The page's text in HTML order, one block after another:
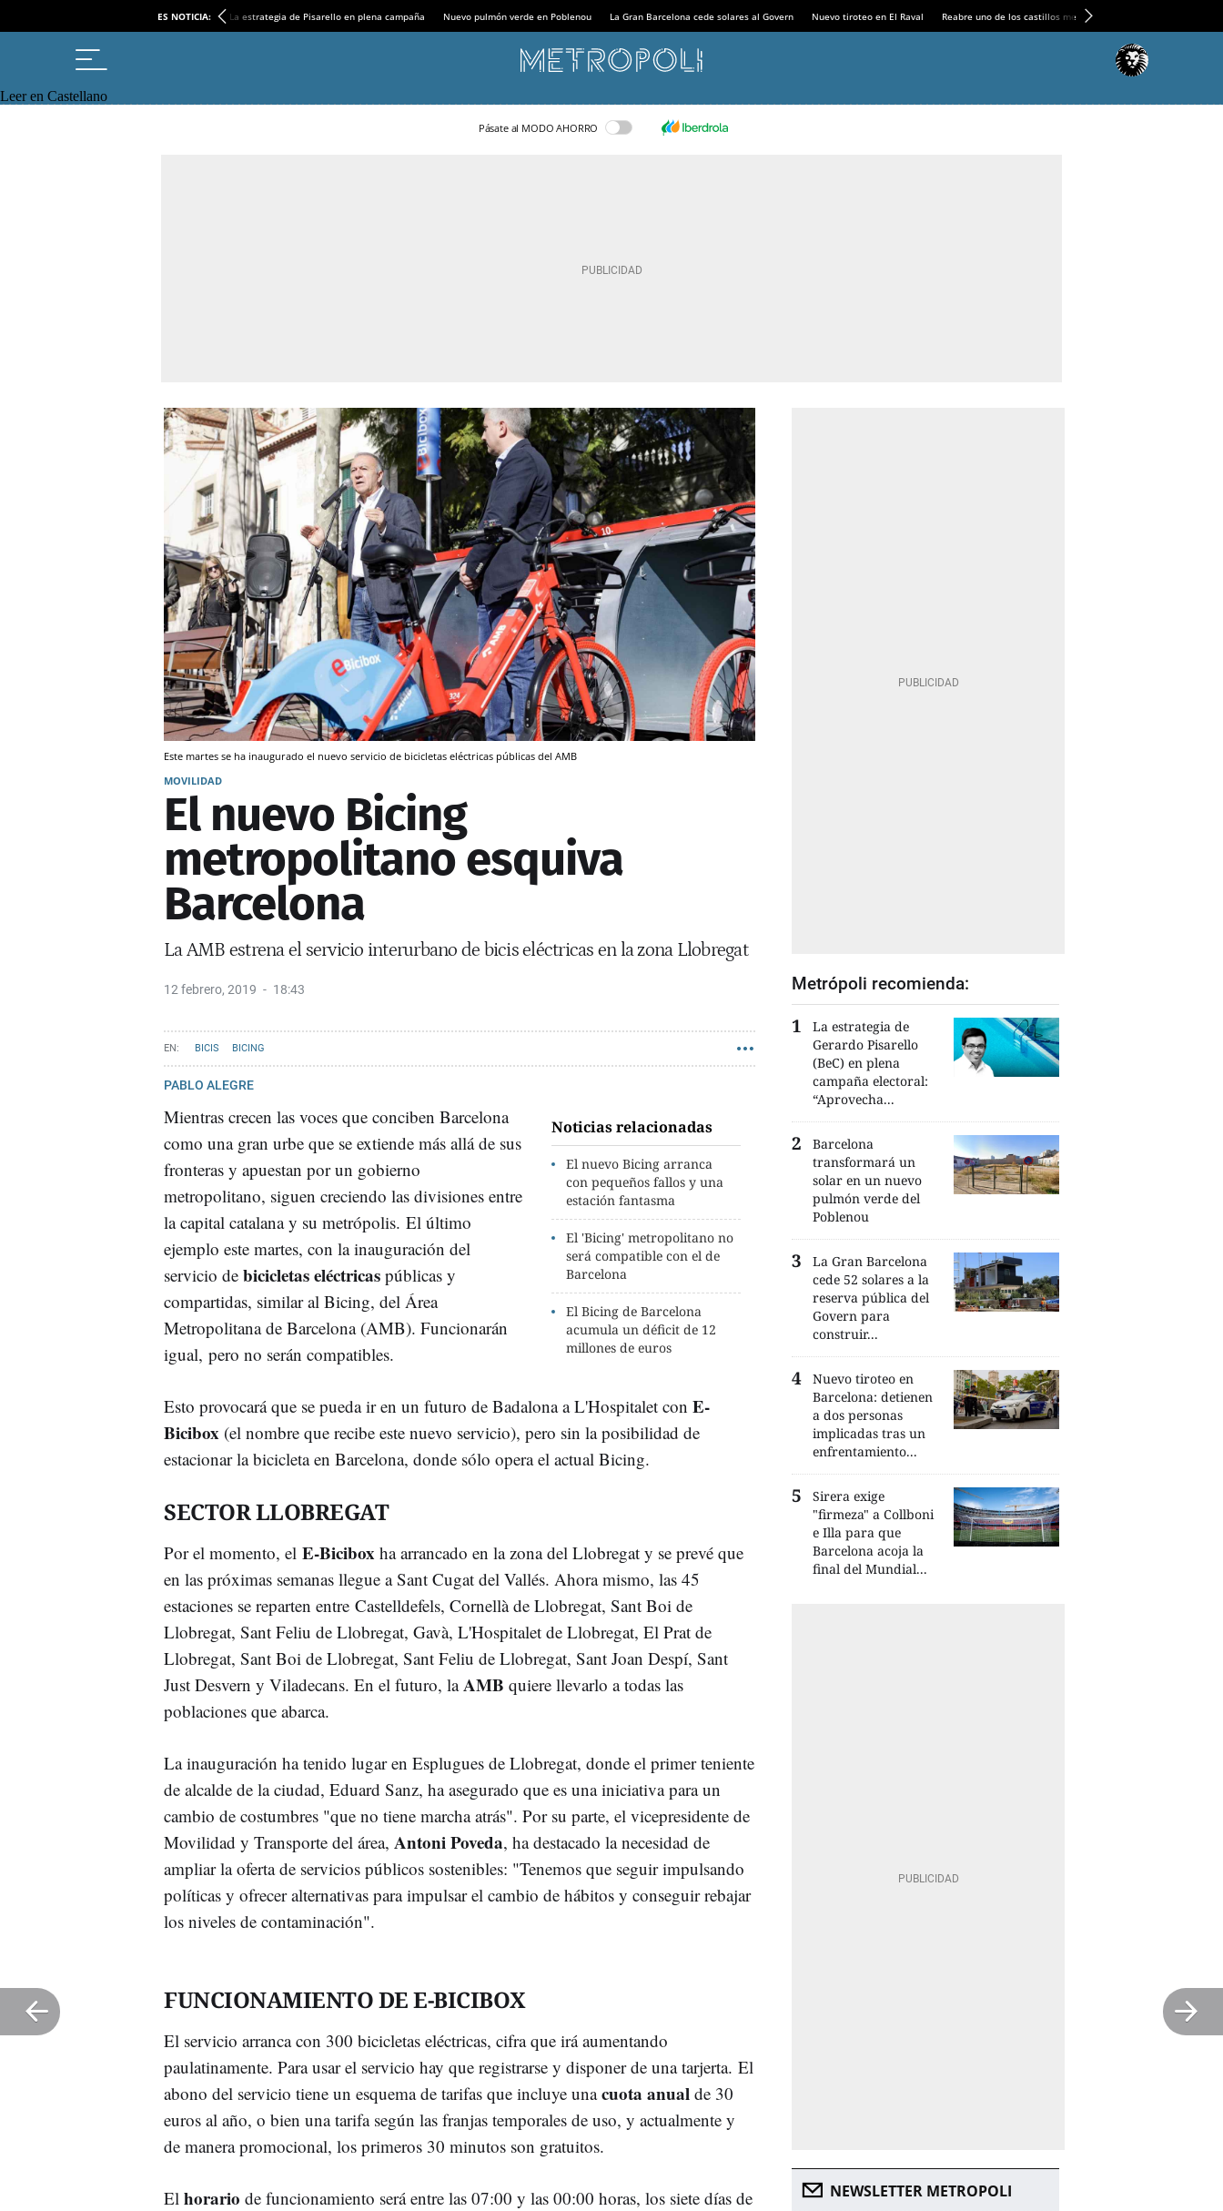
ES NOTICIA: La estrategia de Pisarello en plena campaña Nuevo pulmón verde en Poblenou La Gran Barcelona cede solares al Govern Nuevo tiroteo en El Raval Reabre uno de los castillos medievales más espectaculares
Leer en Castellano
Pásate al MODO AHORRO
Este martes se ha inaugurado el nuevo servicio de bicicletas eléctricas públicas del AMB
MOVILIDAD
El nuevo Bicing
metropolitano esquiva
Barcelona
La AMB estrena el servicio interurbano de bicis eléctricas en la zona Llobregat
12 febrero, 2019 18:43
BICIS BICING
PABLO ALEGRE
Noticias relacionadas
El nuevo Bicing arranca
con pequeños fallos y una
estación fantasma
El 'Bicing' metropolitano no
será compatible con el de
Barcelona
El Bicing de Barcelona
acumula un déficit de 12
millones de euros
Mientras crecen las voces que conciben Barcelona
como una gran urbe que se extiende más allá de sus
fronteras y apuestan por un gobierno
metropolitano, siguen creciendo las divisiones entre
la capital catalana y su metrópolis. El último
ejemplo este martes, con la inauguración del
servicio de bicicletas eléctricas públicas y
compartidas, similar al Bicing, del Área
Metropolitana de Barcelona (AMB). Funcionarán
igual, pero no serán compatibles.
Esto provocará que se pueda ir en un futuro de Badalona a L'Hospitalet con E-
Bicibox (el nombre que recibe este nuevo servicio), pero sin la posibilidad de
estacionar la bicicleta en Barcelona, donde sólo opera el actual Bicing.
SECTOR LLOBREGAT
Por el momento, el E-Bicibox ha arrancado en la zona del Llobregat y se prevé que
en las próximas semanas llegue a Sant Cugat del Vallés. Ahora mismo, las 45
estaciones se reparten entre Castelldefels, Cornellà de Llobregat, Sant Boi de
Llobregat, Sant Feliu de Llobregat, Gavà, L'Hospitalet de Llobregat, El Prat de
Llobregat, Sant Boi de Llobregat, Sant Feliu de Llobregat, Sant Joan Despí, Sant
Just Desvern y Viladecans. En el futuro, laAMB quiere llevarlo a todas las
poblaciones que abarca.
La inauguración ha tenido lugar en Esplugues de Llobregat, donde el primer teniente
de alcalde de la ciudad, Eduard Sanz, ha asegurado que es una iniciativa para un
cambio de costumbres "que no tiene marcha atrás". Por su parte, el vicepresidente de
Movilidad y Transporte del área, Antoni Poveda, ha destacado la necesidad de
ampliar la oferta de servicios públicos sostenibles: "Tenemos que seguir impulsando
políticas y ofrecer alternativas para impulsar el cambio de hábitos y conseguir rebajar
los niveles de contaminación".
FUNCIONAMIENTO DE E-BICIBOX
El servicio arranca con 300 bicicletas eléctricas, cifra que irá aumentando
paulatinamente. Para usar el servicio hay que registrarse y disponer de una tarjerta. El
abono del servicio tiene un esquema de tarifas que incluye unacuota anual de 30
euros al año, o bien una tarifa según las franjas temporales de uso, y actualmente y
de manera promocional, los primeros 30 minutos son gratuitos.
El horario de funcionamiento será entre las 07:00 y las 00:00 horas, los siete días de
Metrópoli recomienda:
La estrategia de
Gerardo Pisarello
(BeC) en plena
campaña electoral:
“Aprovecha...
Barcelona
transformará un
solar en un nuevo
pulmón verde del
Poblenou
La Gran Barcelona
cede 52 solares a la
reserva pública del
Govern para
construir...
Nuevo tiroteo en
Barcelona: detienen
a dos personas
implicadas tras un
enfrentamiento...
Sirera exige
"firmeza" a Collboni
e Illa para que
Barcelona acoja la
final del Mundial...
NEWSLETTER METROPOLI